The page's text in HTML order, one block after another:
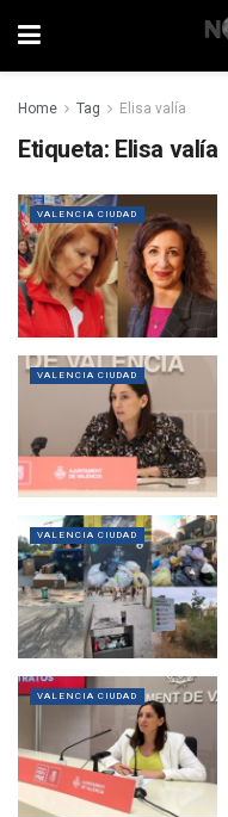
Home Tag Elisa valía
Etiqueta: Elisa valía
VALENCIA CIUDAD
VALENCIA CIUDAD
VALENCIA CIUDAD
VALENCIA CIUDAD